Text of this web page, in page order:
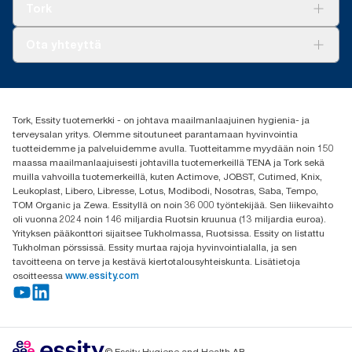
(+358) 9 5068 8222
Oy Essity Finland Ab
Revontulenkuja 1
02100 Espoo
Tork, Essity tuotemerkki - on johtava maailmanlaajuinen hygienia- ja
terveysalan yritys. Olemme sitoutuneet parantamaan hyvinvointia
tuotteidemme ja palveluidemme avulla. Tuotteitamme myydään noin 150
maassa maailmanlaajuisesti johtavilla tuotemerkeillä TENA ja Tork sekä
muilla vahvoilla tuotemerkeillä, kuten Actimove, JOBST, Cutimed, Knix,
Leukoplast, Libero, Libresse, Lotus, Modibodi, Nosotras, Saba, Tempo,
TOM Organic ja Zewa. Essityllä on noin 36 000 työntekijää. Sen liikevaihto
oli vuonna 2024 noin 146 miljardia Ruotsin kruunua (13 miljardia euroa).
Yrityksen pääkonttori sijaitsee Tukholmassa, Ruotsissa. Essity on listattu
Tukholman pörssissä. Essity murtaa rajoja hyvinvointialalla, ja sen
tavoitteena on terve ja kestävä kiertotalousyhteiskunta. Lisätietoja
osoitteessa www.essity.com